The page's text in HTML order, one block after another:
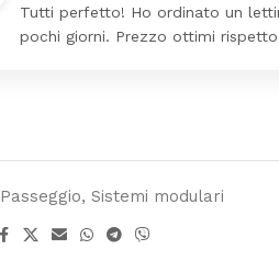
Tutti perfetto! Ho ordinato un
pochi giorni. Prezzo ottimi
Passeggio, Sistemi modulari